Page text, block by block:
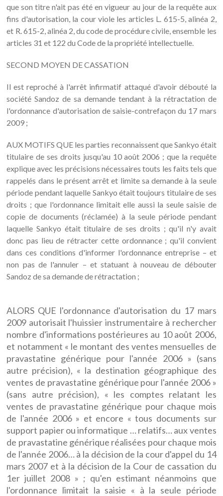
que son titre n'ait pas été en vigueur au jour de la requête aux
fins d'autorisation, la cour viole les articles L. 615-5, alinéa 2,
et R. 615-2, alinéa 2, du code de procédure civile, ensemble les
articles 31 et 122 du Code de la propriété intellectuelle.
SECOND MOYEN DE CASSATION
Il est reproché à l'arrêt infirmatif attaqué d'avoir débouté la
société Sandoz de sa demande tendant à la rétractation de
l'ordonnance d'autorisation de saisie-contrefaçon du 17 mars
2009 ;
AUX MOTIFS QUE les parties reconnaissent que Sankyo était
titulaire de ses droits jusqu'au 10 août 2006 ; que la requête
explique avec les précisions nécessaires touts les faits tels que
rappelés dans le présent arrêt et limite sa demande à la seule
période pendant laquelle Sankyo était toujours titulaire de ses
droits ; que l'ordonnance limitait elle aussi la seule saisie de
copie de documents (réclamée) à la seule période pendant
laquelle Sankyo était titulaire de ses droits ; qu'il n'y avait
donc pas lieu de rétracter cette ordonnance ; qu'il convient
dans ces conditions d'informer l'ordonnance entreprise – et
non pas de l'annuler – et statuant à nouveau de débouter
Sandoz de sa demande de rétractation ;
ALORS QUE l'ordonnance d'autorisation du 17 mars
2009 autorisait l'huissier instrumentaire à rechercher
nombre d'informations postérieures au 10 août 2006,
et notamment « le montant des ventes mensuelles de
pravastatine générique pour l'année 2006 » (sans
autre précision), « la destination géographique des
ventes de pravastatine générique pour l'année 2006 »
(sans autre précision), « les comptes relatant les
ventes de pravastatine générique pour chaque mois
de l'année 2006 » et encore « tous documents sur
support papier ou informatique … relatifs… aux ventes
de pravastatine générique réalisées pour chaque mois
de l'année 2006… à la décision de la cour d'appel du 14
mars 2007 et à la décision de la Cour de cassation du
1er juillet 2008 » ; qu'en estimant néanmoins que
l'ordonnance limitait la saisie « à la seule période